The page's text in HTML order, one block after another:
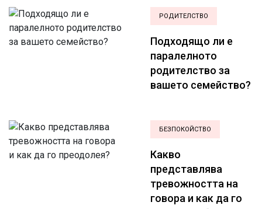
РОДИТЕЛСТВО
Подходящо ли е
паралелното
родителство за
вашето семейство?
БЕЗПОКОЙСТВО
Какво
представлява
тревожността на
говора и как да го